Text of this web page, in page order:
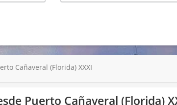
Cañaveral (Florida) XXXI
Puerto Cañaveral (Florida)